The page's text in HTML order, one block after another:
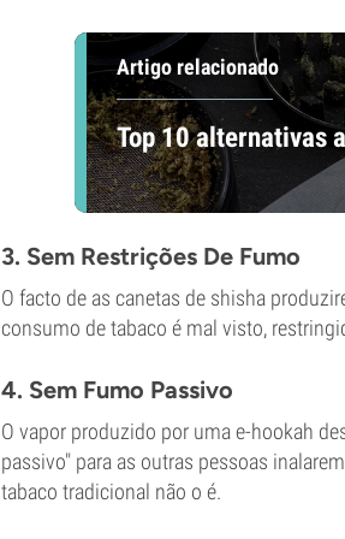
Artigo relacionado
Top 10 alternativas
3. Sem Restrições De Fumo
O facto de as canetas de shisha
consumo de tabaco é mal visto,
4. Sem Fumo Passivo
O vapor produzido por uma e-hookah
passivo" para as outras pessoas
tabaco tradicional não o é.